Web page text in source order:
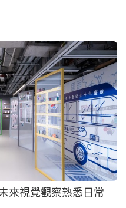
來視覺觀察熟悉日常